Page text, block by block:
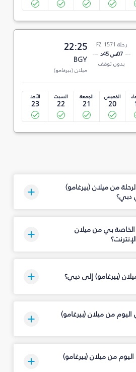
رحلة FZ 1571
07س 45د
بدون توقف
22:25
BGY
ميلان (بيرغامو)
الخميس
20
الجمعة
21
السبت
22
الأحد
23
من ميلان (بيرغامو)
دبي؟
بي من ميلان
(بيرغامو) إلى دبي؟
من ميلان (بيرغامو)
من ميلان (بيرغامو)